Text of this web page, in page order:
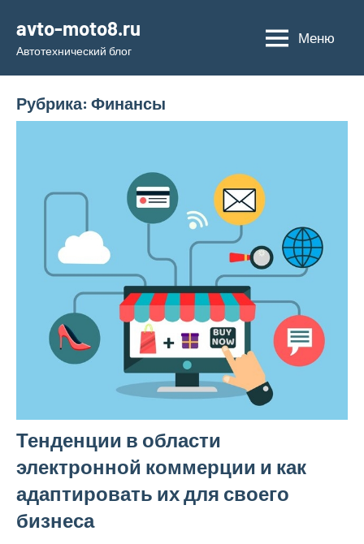
содержимому
avto-moto8.ru
Автотехнический блог
Меню
Рубрика: Финансы
Тенденции в области
электронной коммерции и как
адаптировать их для своего
бизнеса